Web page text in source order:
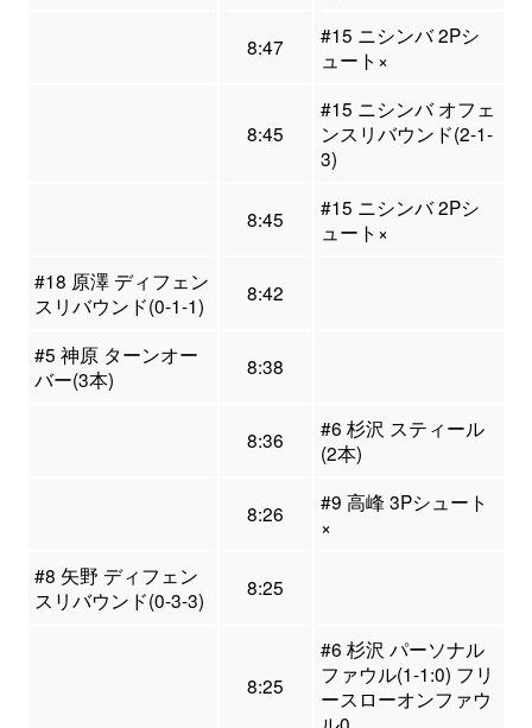
8:47
#15 ニシンバ 2Pシ
ュート×
8:45
#15 ニシンバ オフェ
ンスリバウンド(2-1-
3)
8:45
#15 ニシンバ 2Pシ
ュート×
#18 原澤 ディフェン
スリバウンド(0-1-1)
8:42
#5 神原 ターンオー
バー(3本)
8:38
8:36
#6 杉沢 スティール
(2本)
8:26
#9 高峰 3Pシュート
×
#8 矢野 ディフェン
スリバウンド(0-3-3)
8:25
8:25
#6 杉沢 パーソナル
ファウル(1-1:0) フリ
ースローオンファウ